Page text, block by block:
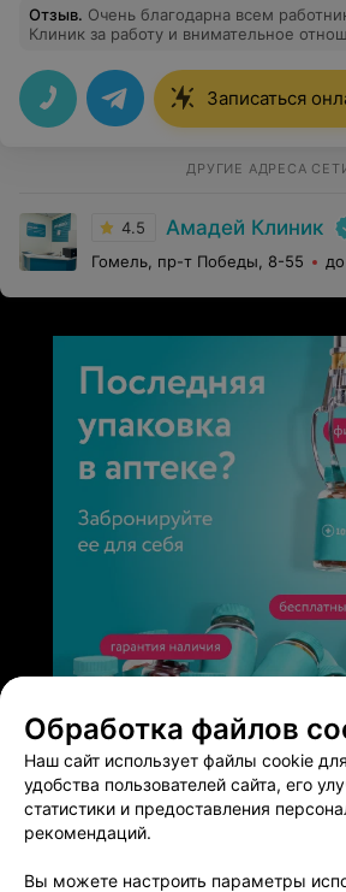
Отзыв. Очень благодарна всем
Клиник за работу и внимательное
Записаться
ДРУГИЕ АДРЕСА
4.5 Амадей Клиник
Гомель, пр-т Победы, 8-55
Обработка файлов
Наш сайт использует файлы cookie
удобства пользователей сайта, его
статистики и предоставления
рекомендаций.
Вы можете настроить параметры